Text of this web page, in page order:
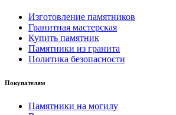
Изготовление памятников
Гранитная мастерская
Купить памятник
Памятники из гранита
Политика безопасности
Покупателям
Памятники на могилу